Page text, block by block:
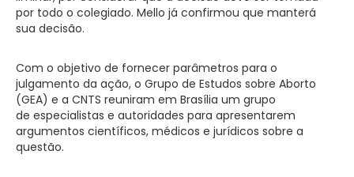
por todo o colegiado. Mello já confirmou que manterá
sua decisão.
Com o objetivo de fornecer parâmetros para o
julgamento da ação, o Grupo de Estudos sobre Aborto
(GEA) e a CNTS reuniram em Brasília um grupo
de especialistas e autoridades para apresentarem
argumentos científicos, médicos e jurídicos sobre a
questão.